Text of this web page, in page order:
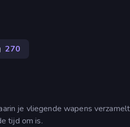
270
je vliegende wapens
tijd om is.